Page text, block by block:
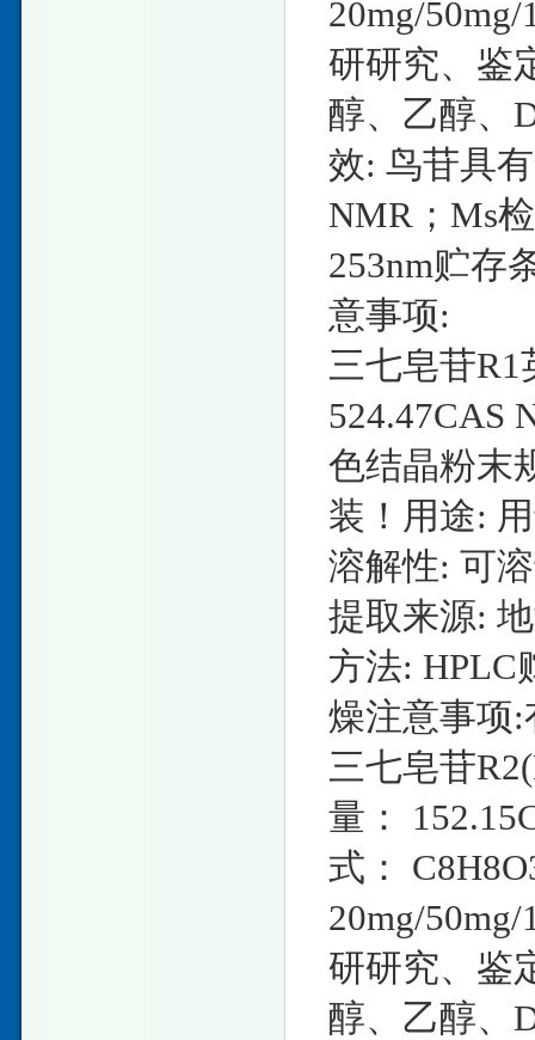
20mg/
研研究、鉴
醇、乙醇、
效: 鸟苷具
NMR；Ms
253nm贮存
意事项:
三七皂苷R1
524.47CAS
色结晶粉末
装！用途:
溶解性: 可
提取来源:
方法: HPLC
燥注意事项:
三七皂苷
量：
式：
20mg/
研研究、鉴
醇、乙醇、